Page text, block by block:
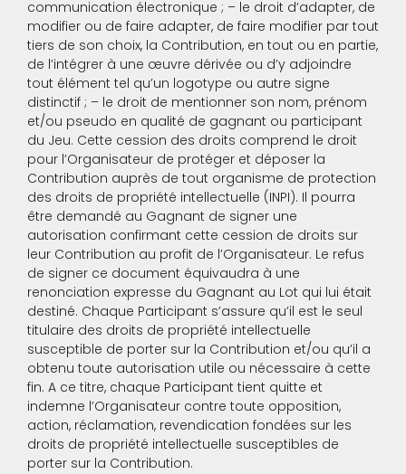
communication électronique ; – le droit d’adapter, de
modifier ou de faire adapter, de faire modifier par tout
tiers de son choix, la Contribution, en tout ou en partie,
de l’intégrer à une œuvre dérivée ou d’y adjoindre
tout élément tel qu’un logotype ou autre signe
distinctif ; – le droit de mentionner son nom, prénom
et/ou pseudo en qualité de gagnant ou participant
du Jeu. Cette cession des droits comprend le droit
pour l’Organisateur de protéger et déposer la
Contribution auprès de tout organisme de protection
des droits de propriété intellectuelle (INPI). Il pourra
être demandé au Gagnant de signer une
autorisation confirmant cette cession de droits sur
leur Contribution au profit de l’Organisateur. Le refus
de signer ce document équivaudra à une
renonciation expresse du Gagnant au Lot qui lui était
destiné. Chaque Participant s’assure qu’il est le seul
titulaire des droits de propriété intellectuelle
susceptible de porter sur la Contribution et/ou qu’il a
obtenu toute autorisation utile ou nécessaire à cette
fin. A ce titre, chaque Participant tient quitte et
indemne l’Organisateur contre toute opposition,
action, réclamation, revendication fondées sur les
droits de propriété intellectuelle susceptibles de
porter sur la Contribution.